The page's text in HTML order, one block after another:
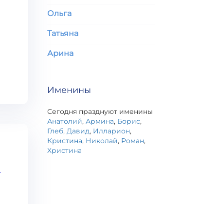
Ольга
Татьяна
Арина
Именины
Сегодня празднуют именины
Анатолий, Армина, Борис,
Глеб, Давид, Илларион,
Кристина, Николай, Роман,
Христина